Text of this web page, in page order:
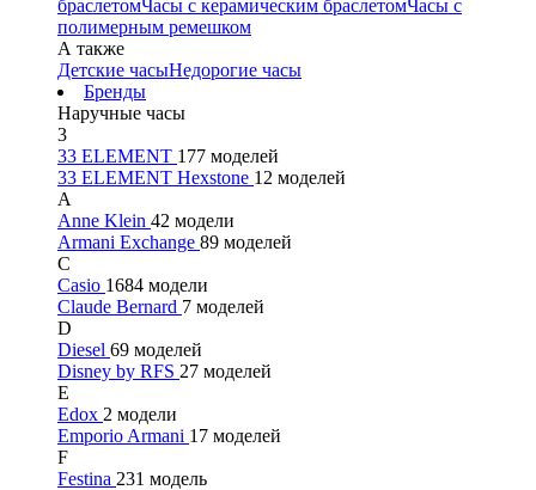
браслетомЧасы с керамическим браслетомЧасы с
полимерным ремешком
А также
Детские часыНедорогие часы
Бренды
Наручные часы
3
33 ELEMENT 177 моделей
33 ELEMENT Hexstone 12 моделей
A
Anne Klein 42 модели
Armani Exchange 89 моделей
C
Casio 1684 модели
Claude Bernard 7 моделей
D
Diesel 69 моделей
Disney by RFS 27 моделей
E
Edox 2 модели
Emporio Armani 17 моделей
F
Festina 231 модель